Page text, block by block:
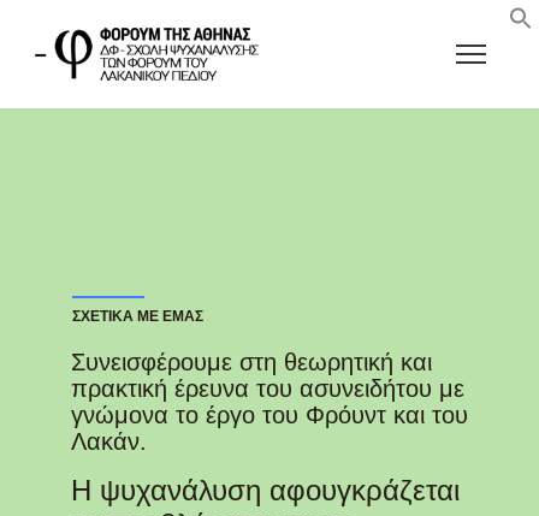
ΣΧΕΤΙΚΑ ΜΕ ΕΜΑΣ
Συνεισφέρουμε στη θεωρητική και
πρακτική έρευνα του ασυνειδήτου με
γνώμονα το έργο του Φρόυντ και του
Λακάν.
Η ψυχανάλυση αφουγκράζεται